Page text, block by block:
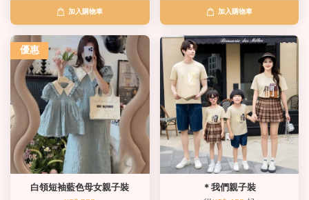
加入購物車 加入購物車
優惠
白領短袖藍色母女親子裝
＊我們親子裝